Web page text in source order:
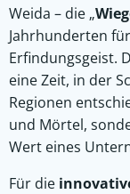
Weida – die „
Jahrhunderten
Erfindungsgeist.
eine Zeit, in der
Regionen
und Mörtel,
Wert eines
Für die